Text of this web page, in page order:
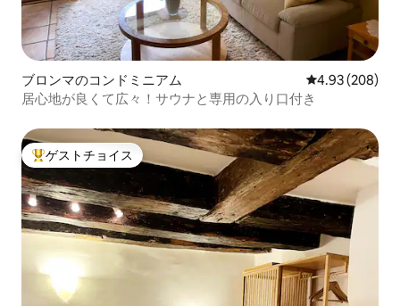
ブロンマのコンドミニアム レビュー208
4.93 (208)
居心地が良くて広々！サウナと専用の入り口付き
大好評のゲストチョイスです。
ゲストチョイス